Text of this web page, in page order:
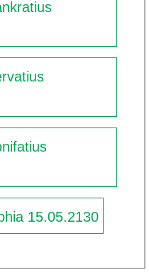
15.05.2130